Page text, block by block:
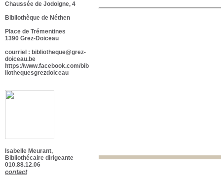
Chaussée de Jodoigne, 4
Bibliothèque de Néthen
Place de Trémentines
1390 Grez-Doiceau
courriel : bibliotheque@grez-
doiceau.be
https://www.facebook.com/bib
liothequesgrezdoiceau
Isabelle Meurant,
Bibliothécaire dirigeante
010.88.12.06
contact